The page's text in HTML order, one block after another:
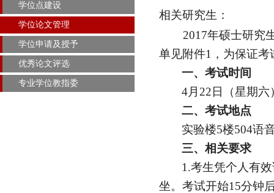
学位点建设
学位论文管理
学位申请及授予
优秀论文评选
专业学位教指委
相关研究生：
2017年硕士研究
单见附件1 ，为保证
一、考试时间
4月 22 日
（星期
二、考试地点
实验楼5楼504语
三、相关要求
1.考生凭个人有
坐。考试开始15分钟